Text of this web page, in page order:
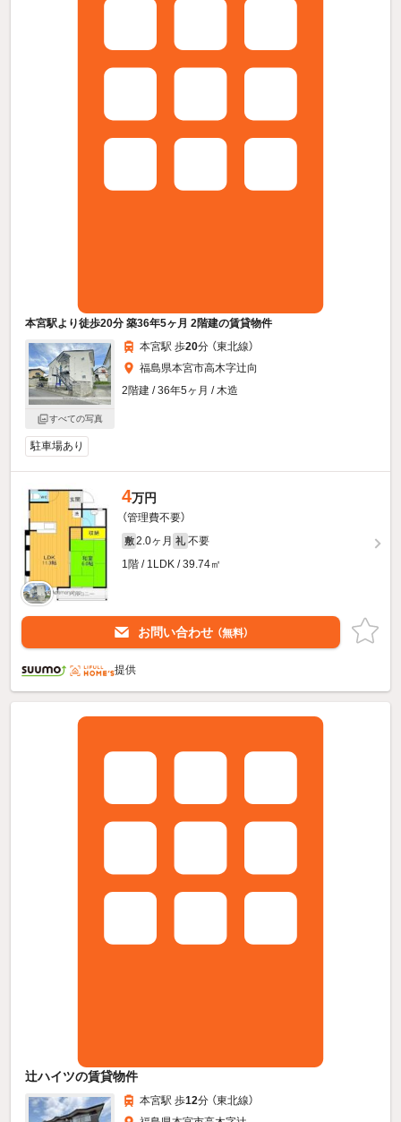
本宮駅より徒歩20分 築36年5ヶ月 2階建の賃貸物件
すべての写真
本宮駅 歩20分 （東北線）
福島県本宮市高木字辻向
2階建 / 36年5ヶ月 / 木造
駐車場あり
4万円
（管理費不要）
敷 2.0ヶ月 礼 不要
1階 / 1LDK / 39.74㎡
お問い合わせ （無料）
提供
辻ハイツの賃貸物件
本宮駅 歩12分 （東北線）